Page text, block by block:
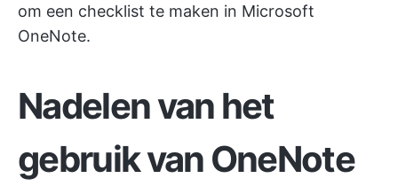
om een checklist te maken in Microsoft
OneNote.
Nadelen van het
gebruik van OneNote